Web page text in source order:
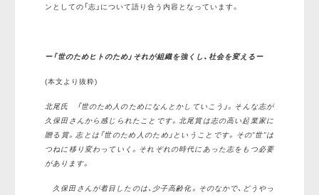
ンとしての「志」について語り合う内容となっています。
ー「世のためヒトのため」それが組織を強くし、社会を変えるー
(本文より抜粋)
北尾氏 「世のため人のためになんとかしていこう」。そんな志が
久保田さんから感じられたことです。北尾賞は志の高い起業家に
贈る賞。志とは「世のため人のため」ということです。その”世”は
つねに移り変わっていく。それぞれの時代にあった志をもつ必要
があります。
久保田さんが着目したのは、少子高齢化。そのなかで、どうやっ